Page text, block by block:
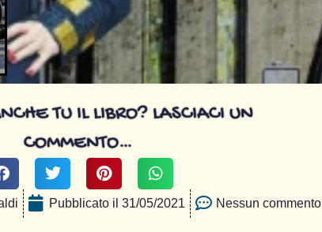
TU IL LIBRO? LASCIACI UN
COMMENTO…
Pubblicato il 31/05/2021 Nessun commento